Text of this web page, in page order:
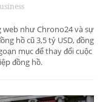
như Chrono24 và sự
hồ cũ 3,5 tỷ USD, đồng
mục để thay đổi cuộc
đồng hồ.